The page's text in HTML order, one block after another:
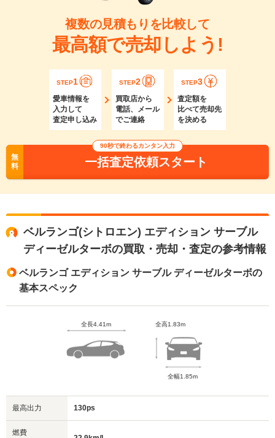
複数の見積もりを比較して
最高額で売却しよう!
STEP1
愛車情報を
入力して
査定申し込み
STEP2
買取店から
電話、メール
でご連絡
STEP3
査定額を
比べて売却先
を決める
無
料
90秒で終わるカンタン入力
一括査定依頼スタート
ベルランゴ(シトロエン) エディション サーブル
ディーゼルターボの買取・売却・査定の参考情報
ベルランゴ エディション サーブル ディーゼルターボの
基本スペック
全長4.41m 全高1.83m
全幅1.85m
最高出力 130ps
燃費